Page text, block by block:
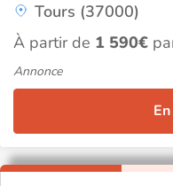
Tours (37000)
À partir de 1 590€
Annonce